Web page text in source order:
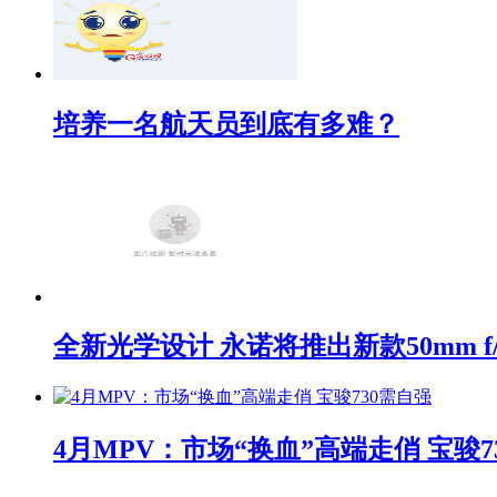
培养一名航天员到底有多难？
全新光学设计 永诺将推出新款50mm
4月MPV：市场“换血”高端走俏 宝骏